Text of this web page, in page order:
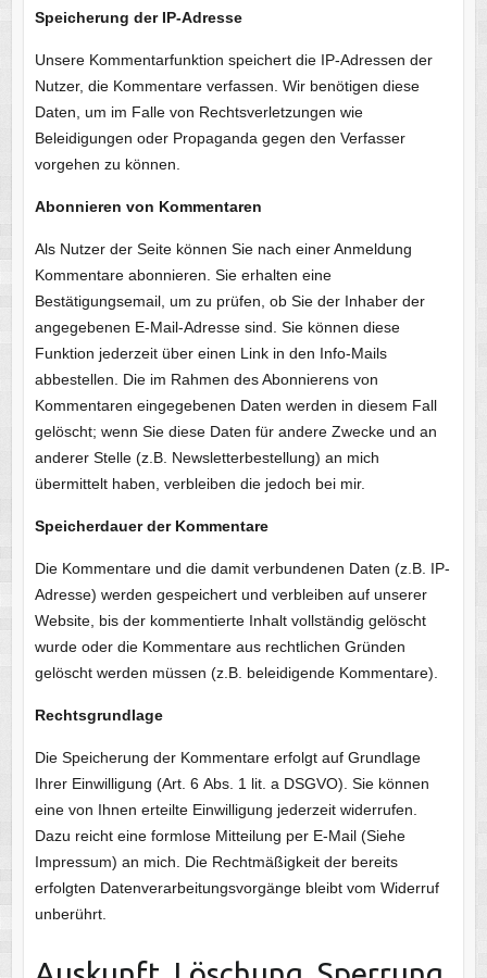
Speicherung der IP-Adresse
Unsere Kommentarfunktion speichert die IP-Adressen der
Nutzer, die Kommentare verfassen. Wir benötigen diese
Daten, um im Falle von Rechtsverletzungen wie
Beleidigungen oder Propaganda gegen den Verfasser
vorgehen zu können.
Abonnieren von Kommentaren
Als Nutzer der Seite können Sie nach einer Anmeldung
Kommentare abonnieren. Sie erhalten eine
Bestätigungsemail, um zu prüfen, ob Sie der Inhaber der
angegebenen E-Mail-Adresse sind. Sie können diese
Funktion jederzeit über einen Link in den Info-Mails
abbestellen. Die im Rahmen des Abonnierens von
Kommentaren eingegebenen Daten werden in diesem Fall
gelöscht; wenn Sie diese Daten für andere Zwecke und an
anderer Stelle (z.B. Newsletterbestellung) an mich
übermittelt haben, verbleiben die jedoch bei mir.
Speicherdauer der Kommentare
Die Kommentare und die damit verbundenen Daten (z.B. IP-
Adresse) werden gespeichert und verbleiben auf unserer
Website, bis der kommentierte Inhalt vollständig gelöscht
wurde oder die Kommentare aus rechtlichen Gründen
gelöscht werden müssen (z.B. beleidigende Kommentare).
Rechtsgrundlage
Die Speicherung der Kommentare erfolgt auf Grundlage
Ihrer Einwilligung (Art. 6 Abs. 1 lit. a DSGVO). Sie können
eine von Ihnen erteilte Einwilligung jederzeit widerrufen.
Dazu reicht eine formlose Mitteilung per E-Mail (Siehe
Impressum) an mich. Die Rechtmäßigkeit der bereits
erfolgten Datenverarbeitungsvorgänge bleibt vom Widerruf
unberührt.